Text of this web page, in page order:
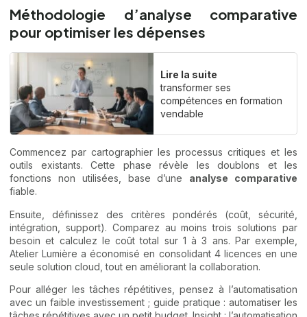
Méthodologie d’analyse comparative
pour optimiser les dépenses
Lire la suite
transformer ses
compétences en formation
vendable
Commencez par cartographier les processus critiques et les
outils existants. Cette phase révèle les doublons et les
fonctions non utilisées, base d’une analyse comparative
fiable.
Ensuite, définissez des critères pondérés (coût, sécurité,
intégration, support). Comparez au moins trois solutions par
besoin et calculez le coût total sur 1 à 3 ans. Par exemple,
Atelier Lumière a économisé en consolidant 4 licences en une
seule solution cloud, tout en améliorant la collaboration.
Pour alléger les tâches répétitives, pensez à l’automatisation
avec un faible investissement ; guide pratique :automatiser les